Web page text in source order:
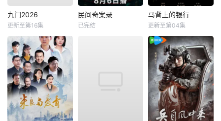
九门2026
更新至第16集
民间奇案录
已完结
马背上的银行
更新至第04集